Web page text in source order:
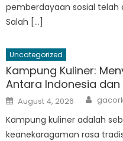
pemberdayaan sosial telah
Salah […]
Uncategorized
Kampung Kuliner:
Antara Indonesia dan
Posted
on
August 4, 2026
Kampung kuliner adalah
keanekaragaman rasa